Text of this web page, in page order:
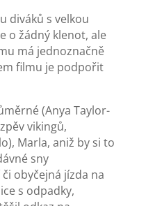
diváků s velkou
o žádný klenot, ale
má jednoznačně
filmu je podpořit
(Anya Taylor-
vikingů,
Marla, aniž by si to
sny
obyčejná jízda na
s odpadky,